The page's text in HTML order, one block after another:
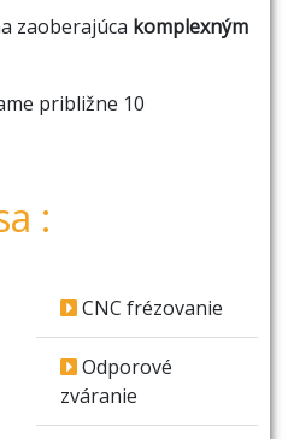
zaoberajúca komplexným
približne 10
:
CNC frézovanie
Odporové
zváranie